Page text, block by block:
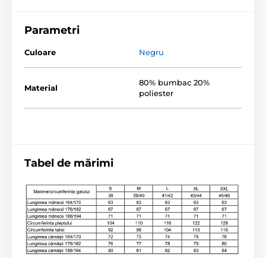
Parametri
Culoare Negru
Material
80% bumbac 20%
poliester
Tabel de mărimi